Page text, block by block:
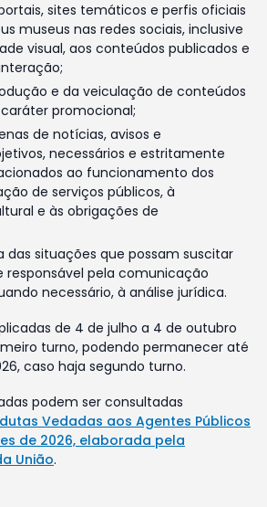
sites temáticos e perfis oficiais
museus nas redes sociais, inclusive
visual, aos conteúdos publicados e
e da veiculação de conteúdos
promocional;
de notícias, avisos e
necessários e estritamente
ao funcionamento dos
de serviços públicos, à
e às obrigações de
das situações que possam suscitar
responsável pela comunicação
necessário, à análise jurídica.
de 4 de julho a 4 de outubro
turno, podendo permanecer até
caso haja segundo turno.
podem ser consultadas
Vedadas aos Agentes Públicos
de 2026, elaborada pela
União.